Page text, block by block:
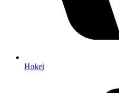
Hokej